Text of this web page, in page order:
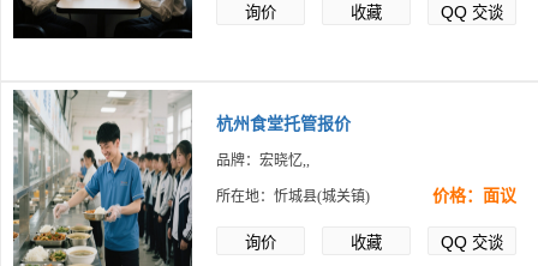
询价 收藏 QQ 交谈
杭州食堂托管报价
品牌：宏晓忆,,
所在地：忻城县(城关镇) 价格：面议
询价 收藏 QQ 交谈